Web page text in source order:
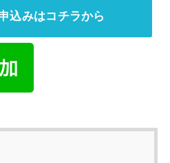
込みはコチラから